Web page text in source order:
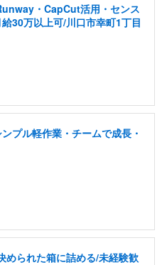
・CapCut活用・センス
30万以上可/川口市幸町1丁目
プル軽作業・チームで成長・
められた箱に詰める/未経験歓